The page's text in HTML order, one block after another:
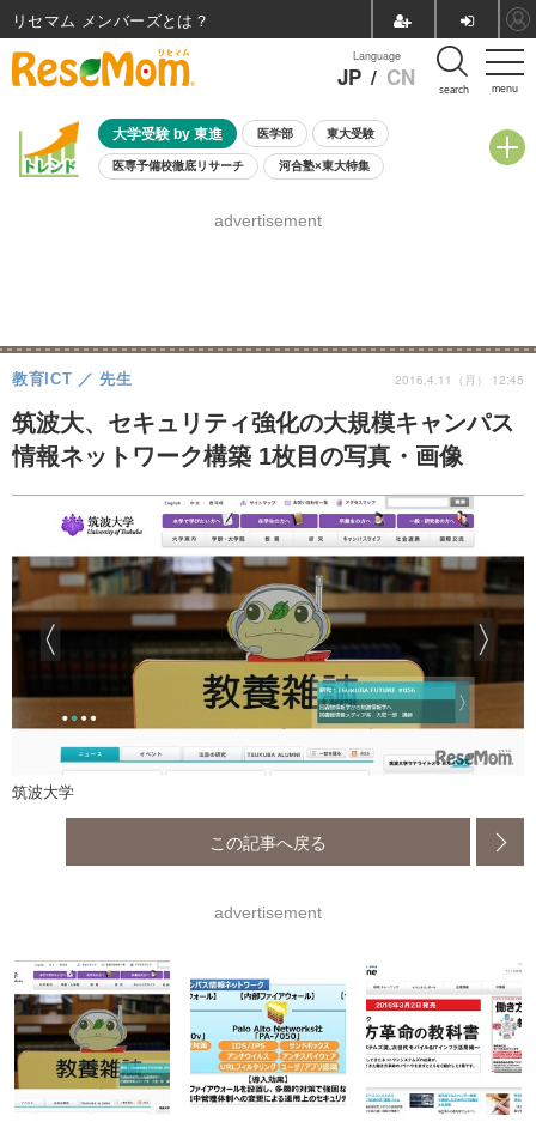
menu
Language
JP / CN search
大学受験 by 東進 医学部 東大受験
医専予備校徹底リサーチ 河合塾×東大特集
8月開催学校説明会・相談会
advertisement
筑波大、セキュリティ強化の大規模キャンパス
情報ネットワーク構築 1枚目の写真・画像
教育ICT 先生 2016.4.11（月） 12:45
筑波大学
この記事へ戻る
advertisement
リセマム メンバーズ